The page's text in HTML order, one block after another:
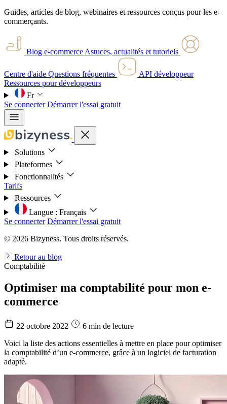
Guides, articles de blog, webinaires et ressources conçus pour les e-
commerçants.
Blog e-commerce Astuces, actualités et tutoriels
Centre d'aide Questions fréquentes
API développeur
Ressources pour développeurs
Fr
Se connecter Démarrer l'essai gratuit
Solutions
Plateformes
Fonctionnalités
Tarifs
Ressources
Langue : Français
Se connecter Démarrer l'essai gratuit
© 2026 Bizyness. Tous droits réservés.
Retour au blog
Comptabilité
Optimiser ma comptabilité pour mon e-
commerce
22 octobre 2022
6 min de lecture
Voici la liste des actions essentielles à mettre en place pour optimiser
la comptabilité d’un e-commerce, grâce à un logiciel de facturation
adapté.